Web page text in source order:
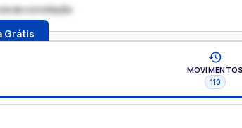
de conciliação
Grátis
MOVIMENTOS
110